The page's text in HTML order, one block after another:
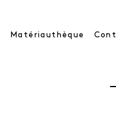
Matériauthèque